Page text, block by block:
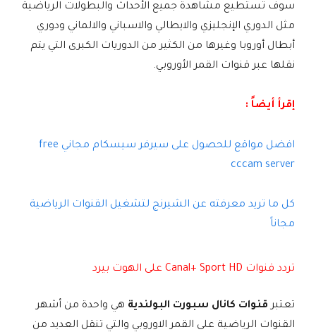
سوف تستطيع مشاهدة جميع الأحداث والبطولات الرياضية
مثل الدوري الإنجليزي والايطالي والاسباني والالماني ودوري
أبطال أوروبا وغيرها من الكثير من الدوريات الكبرى التي يتم
نقلها عبر قنوات القمر الأوروبي.
إقرأ أيضاً :
افضل مواقع للحصول على سيرفر سيسكام مجاني free
cccam server
كل ما تريد معرفته عن الشيرنج لتشغيل القنوات الرياضية
مجاناً
تردد قنوات Canal+ Sport HD على الهوت بيرد
تعتبر قنوات كانال سبورت البولندية هي واحدة من أشهر
القنوات الرياضية على القمر الاوروبي والتي تنقل العديد من